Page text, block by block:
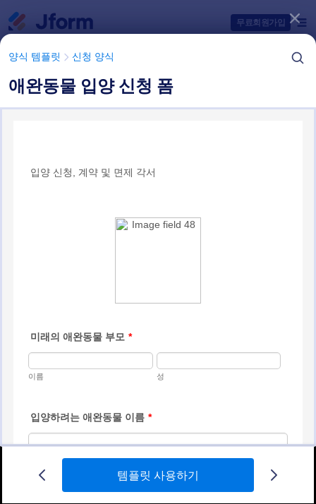
무료회원가입
양식 템플릿 신청 양식
애완동물 입양 신청 폼
템플릿 사용하기
애완동물 입양 신청 양식 템플릿
강아지 입양 신청
양식 템플릿 항목들